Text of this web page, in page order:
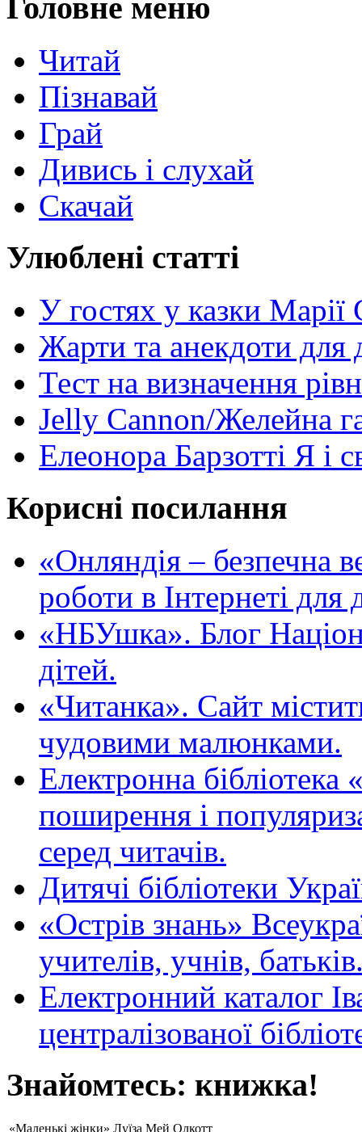
Головне меню
Читай
Пізнавай
Грай
Дивись і слухай
Скачай
Улюблені статті
У гостях у казки
Жарти та анекдоти для
Тест на визначення
Jelly Cannon/Желейна
Елеонора Барзотті Я і
Корисні посилання
«Oнляндія – безпечна
роботи в Інтернеті для
«НБУшка». Блог
дітей.
«Читанка». Сайт
чудовими малюнками.
Електронна
поширення і
серед читачів.
Дитячі бібліотеки
«Острів знань»
учителів, учнів,
Електронний каталог
централізованої
Знайомтесь: книжка!
«Маленькі жінки» Луїза Мей Олкотт